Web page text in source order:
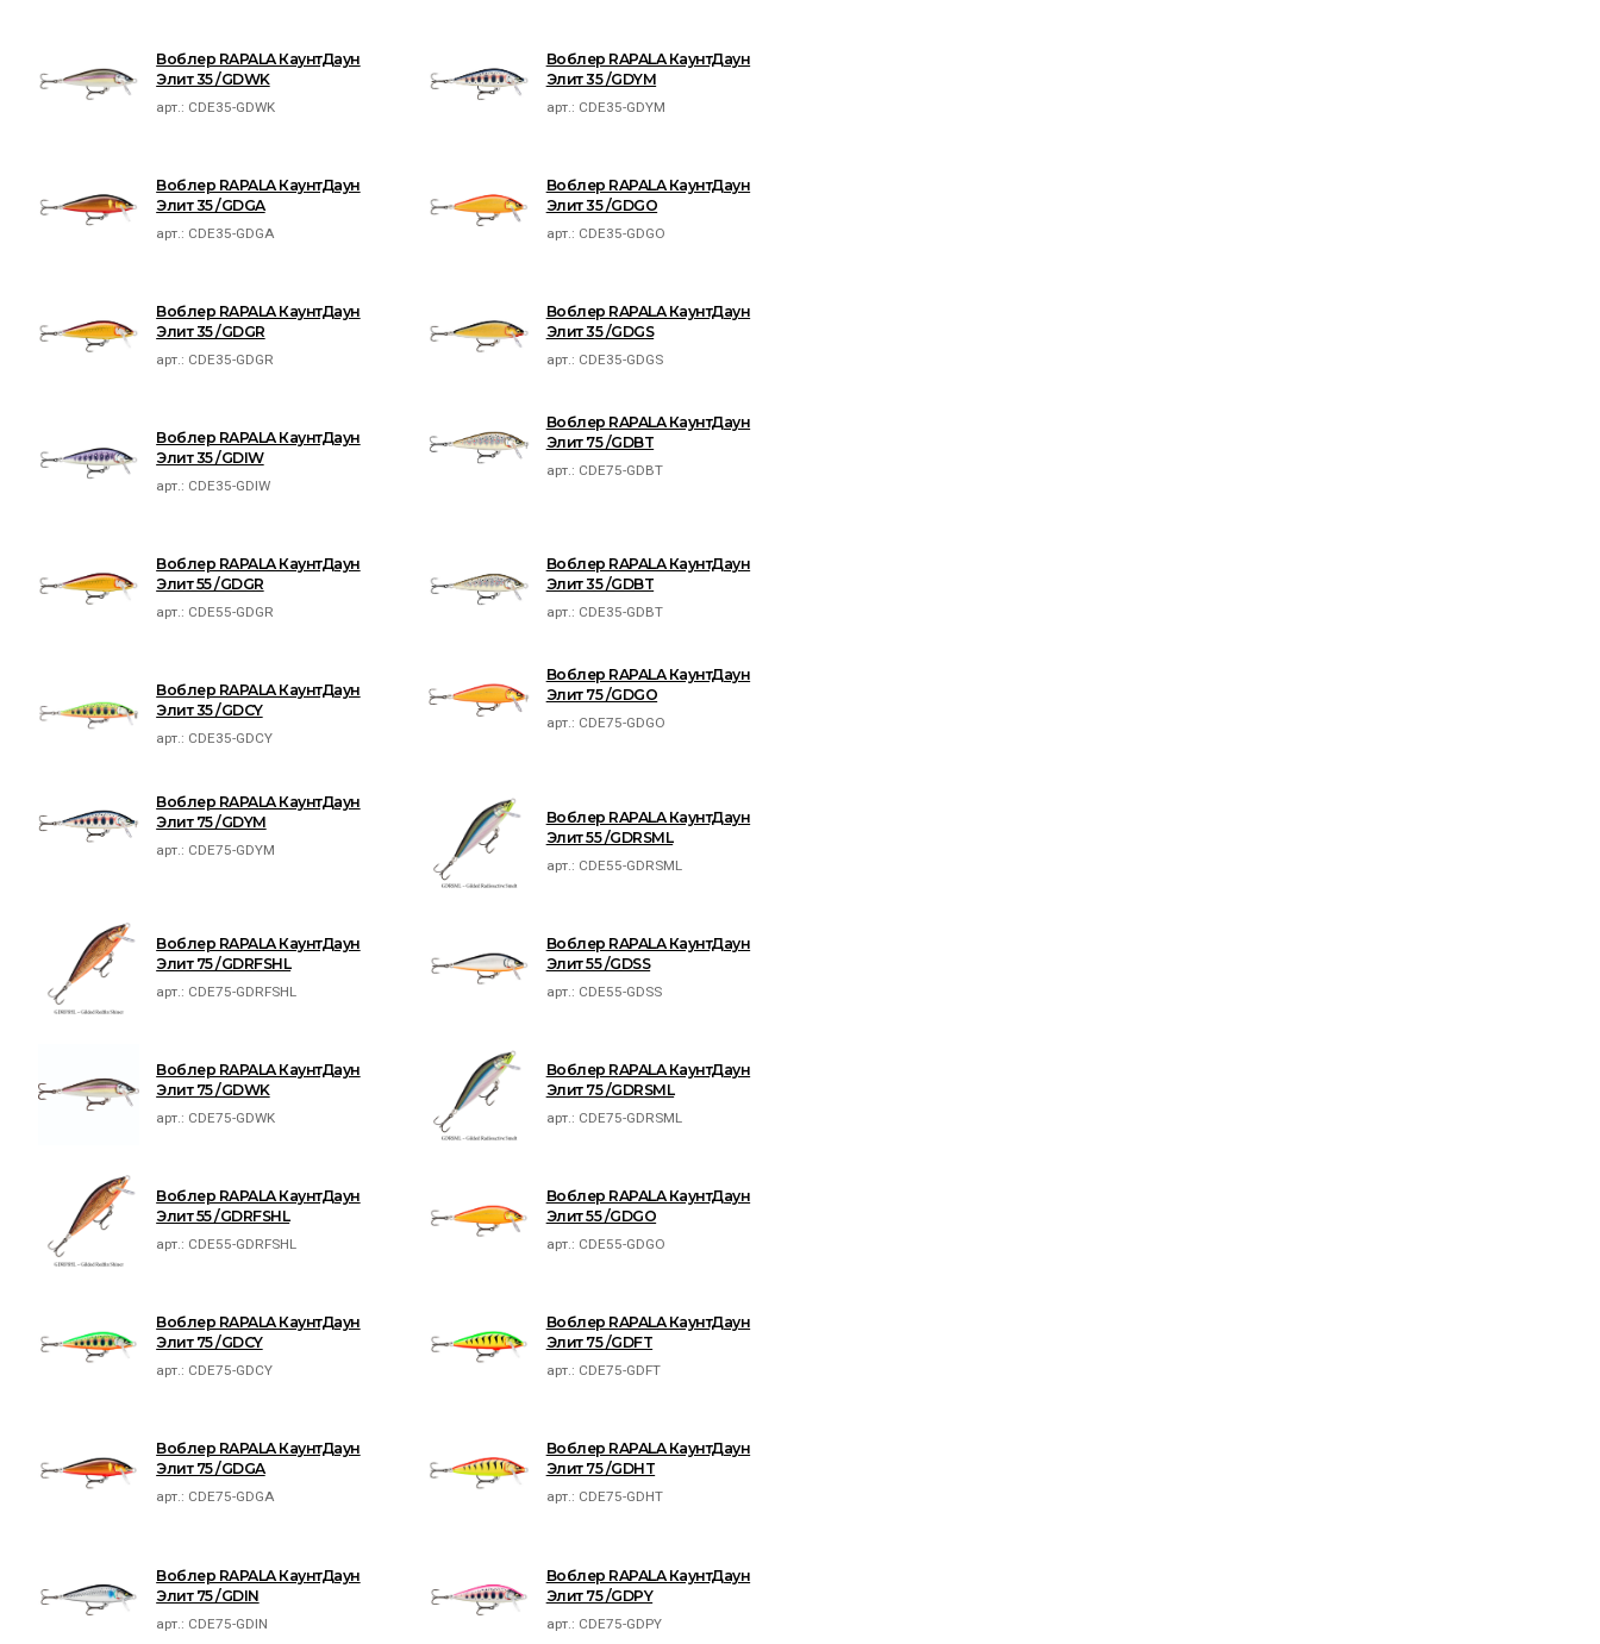
Воблер RAPALA КаунтДаун
Элит 35 /GDWK
арт.: CDE35-GDWK
Воблер RAPALA КаунтДаун
Элит 35 /GDYM
арт.: CDE35-GDYM
Воблер RAPALA КаунтДаун
Элит 35 /GDGA
арт.: CDE35-GDGA
Воблер RAPALA КаунтДаун
Элит 35 /GDGO
арт.: CDE35-GDGO
Воблер RAPALA КаунтДаун
Элит 35 /GDGR
арт.: CDE35-GDGR
Воблер RAPALA КаунтДаун
Элит 35 /GDGS
арт.: CDE35-GDGS
Воблер RAPALA КаунтДаун
Элит 35 /GDIW
арт.: CDE35-GDIW
Воблер RAPALA КаунтДаун
Элит 75 /GDBT
арт.: CDE75-GDBT
Воблер RAPALA КаунтДаун
Элит 55 /GDGR
арт.: CDE55-GDGR
Воблер RAPALA КаунтДаун
Элит 35 /GDBT
арт.: CDE35-GDBT
Воблер RAPALA КаунтДаун
Элит 35 /GDCY
арт.: CDE35-GDCY
Воблер RAPALA КаунтДаун
Элит 75 /GDGO
арт.: CDE75-GDGO
Воблер RAPALA КаунтДаун
Элит 75 /GDYM
арт.: CDE75-GDYM
Воблер RAPALA КаунтДаун
Элит 55 /GDRSML
арт.: CDE55-GDRSML
Воблер RAPALA КаунтДаун
Элит 75 /GDRFSHL
арт.: CDE75-GDRFSHL
Воблер RAPALA КаунтДаун
Элит 55 /GDSS
арт.: CDE55-GDSS
Воблер RAPALA КаунтДаун
Элит 75 /GDWK
арт.: CDE75-GDWK
Воблер RAPALA КаунтДаун
Элит 75 /GDRSML
арт.: CDE75-GDRSML
Воблер RAPALA КаунтДаун
Элит 55 /GDRFSHL
арт.: CDE55-GDRFSHL
Воблер RAPALA КаунтДаун
Элит 55 /GDGO
арт.: CDE55-GDGO
Воблер RAPALA КаунтДаун
Элит 75 /GDCY
арт.: CDE75-GDCY
Воблер RAPALA КаунтДаун
Элит 75 /GDFT
арт.: CDE75-GDFT
Воблер RAPALA КаунтДаун
Элит 75 /GDGA
арт.: CDE75-GDGA
Воблер RAPALA КаунтДаун
Элит 75 /GDHT
арт.: CDE75-GDHT
Воблер RAPALA КаунтДаун
Элит 75 /GDIN
арт.: CDE75-GDIN
Воблер RAPALA КаунтДаун
Элит 75 /GDPY
арт.: CDE75-GDPY